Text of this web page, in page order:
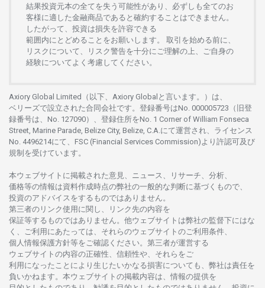
結果投資元本の全てを失う 可能性があり、 必ずしも全てのお
客様に適した金融商品であると 確約することはできません。
したがって、 投資は損失を許容できる
範囲内にとどめることをお 願いします 。 取引を始める前に、
リスクについて、
リスク警告を十分に ご理解の 上、 ご自身の
経験について よく 考慮してください。
Axiory Global Limited（以下、Axiory Globalと言います。）は、
ベリーズで設立さ れた合同会社です。 登録番号はNo. 000005723（旧登
録番号は、No. 127090）、 登録住所をNo. 1 Corner of William Fonseca
Street, Marine Parade, Belize City, Belize, C.A.にて運営さ れ、 ライセンス
No. 4496214にて、FSC (Financial Services Commission)より 許認可及び
規制を受けています。
本ウェブサイトに掲載さ れた意見、ニュース、リサーチ、分析、
価格等の情報は資料作成時点の弊社の一般的な判断に基づくもので、
投資のアドバイスをするものではありません。
第三者の リンク使用に 関し、 リンク先の内容を
保証等するものではありません。 他ウェブサイトは弊社の監督下にはな
く、
ご利用に あたっては、 それらのウェブサイトの ご利用条件、
個人情報保護方針等を ご確認ください。 第三者が運営する
ウェブサイトの内容の正確性、信頼性や、それらをご
利用になったことにより 生じたいかなる損害についても、 弊社は責任を
負いかね ます。 本ウェブサイトの掲載内容は、 情報の提供を